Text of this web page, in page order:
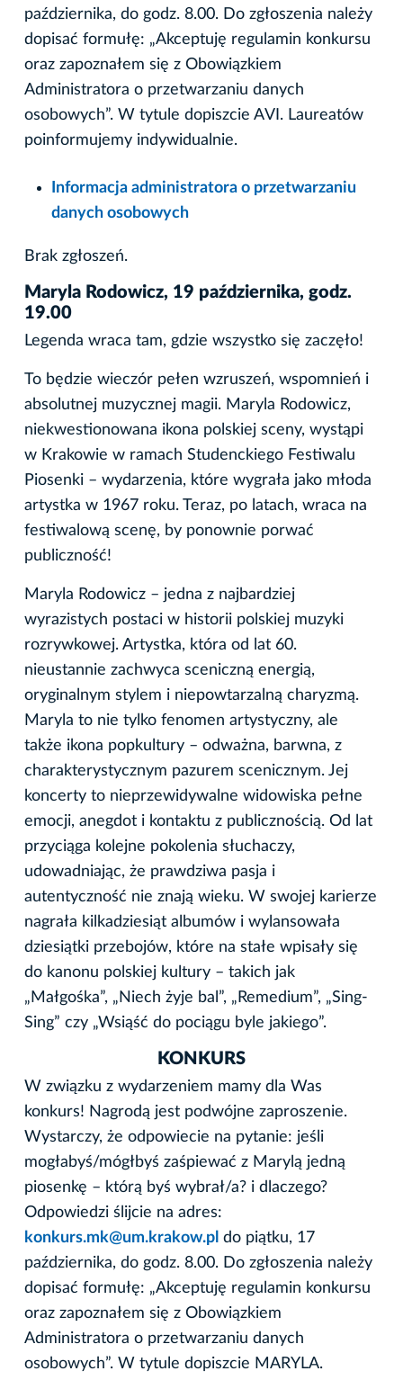
października, do godz. 8.00. Do zgłoszenia należy
dopisać formułę: „Akceptuję regulamin konkursu
oraz zapoznałem się z Obowiązkiem
Administratora o przetwarzaniu danych
osobowych”. W tytule dopiszcie AVI. Laureatów
poinformujemy indywidualnie.
Informacja administratora o przetwarzaniu
danych osobowych
Brak zgłoszeń.
Maryla Rodowicz, 19 października, godz.
19.00
Legenda wraca tam, gdzie wszystko się zaczęło!
To będzie wieczór pełen wzruszeń, wspomnień i
absolutnej muzycznej magii. Maryla Rodowicz,
niekwestionowana ikona polskiej sceny, wystąpi
w Krakowie w ramach Studenckiego Festiwalu
Piosenki – wydarzenia, które wygrała jako młoda
artystka w 1967 roku. Teraz, po latach, wraca na
festiwalową scenę, by ponownie porwać
publiczność!
Maryla Rodowicz – jedna z najbardziej
wyrazistych postaci w historii polskiej muzyki
rozrywkowej. Artystka, która od lat 60.
nieustannie zachwyca sceniczną energią,
oryginalnym stylem i niepowtarzalną charyzmą.
Maryla to nie tylko fenomen artystyczny, ale
także ikona popkultury – odważna, barwna, z
charakterystycznym pazurem scenicznym. Jej
koncerty to nieprzewidywalne widowiska pełne
emocji, anegdot i kontaktu z publicznością. Od lat
przyciąga kolejne pokolenia słuchaczy,
udowadniając, że prawdziwa pasja i
autentyczność nie znają wieku. W swojej karierze
nagrała kilkadziesiąt albumów i wylansowała
dziesiątki przebojów, które na stałe wpisały się
do kanonu polskiej kultury – takich jak
„Małgośka”, „Niech żyje bal”, „Remedium”, „Sing-
Sing” czy „Wsiąść do pociągu byle jakiego”.
KONKURS
W związku z wydarzeniem mamy dla Was
konkurs! Nagrodą jest podwójne zaproszenie.
Wystarczy, że odpowiecie na pytanie: jeśli
mogłabyś/mógłbyś zaśpiewać z Marylą jedną
piosenkę – którą byś wybrał/a? i dlaczego?
Odpowiedzi ślijcie na adres:
konkurs.mk@um.krakow.pl do piątku, 17
października, do godz. 8.00. Do zgłoszenia należy
dopisać formułę: „Akceptuję regulamin konkursu
oraz zapoznałem się z Obowiązkiem
Administratora o przetwarzaniu danych
osobowych”. W tytule dopiszcie MARYLA.